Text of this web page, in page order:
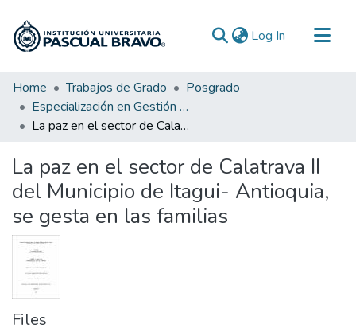
Log In (current)
Communities & Collections
All of DSpace
Statistics
Home Trabajos de Grado
Posgrado
Especialización en Gestión de Proyectos
La paz en el sector de Calatrava II del Municipio de Itagui- Antioquia, se gesta en las familias
La paz en el sector de Calatrava II
del Municipio de Itagui- Antioquia,
se gesta en las familias
Files